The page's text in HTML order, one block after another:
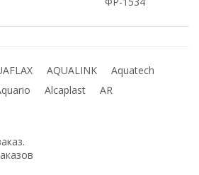
AQUALINK
Aquatech
Alcaplast AR